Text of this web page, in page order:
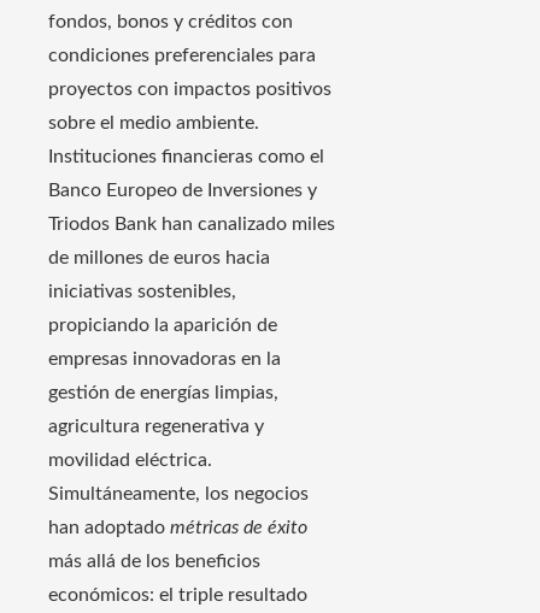
fondos, bonos y créditos con
condiciones preferenciales para
proyectos con impactos positivos
sobre el medio ambiente.
Instituciones financieras como el
Banco Europeo de Inversiones y
Triodos Bank han canalizado miles
de millones de euros hacia
iniciativas sostenibles,
propiciando la aparición de
empresas innovadoras en la
gestión de energías limpias,
agricultura regenerativa y
movilidad eléctrica.
Simultáneamente, los negocios
han adoptado métricas de éxito
más allá de los beneficios
económicos: el triple resultado